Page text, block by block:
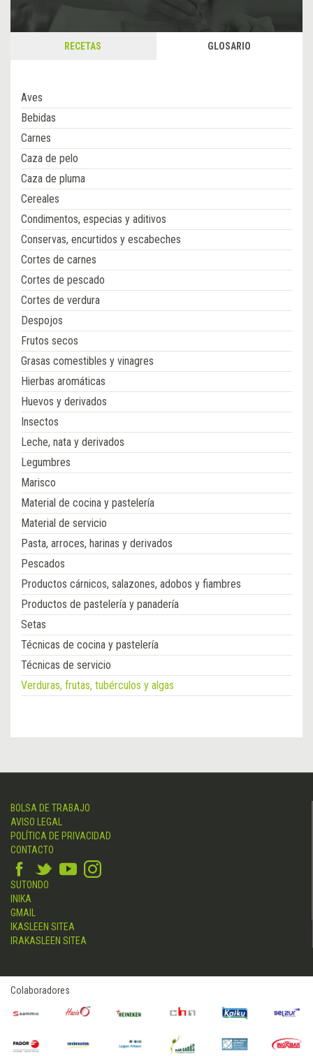
RECETAS GLOSARIO
Aves
Bebidas
Carnes
Caza de pelo
Caza de pluma
Cereales
Condimentos, especias y aditivos
Conservas, encurtidos y escabeches
Cortes de carnes
Cortes de pescado
Cortes de verdura
Despojos
Frutos secos
Grasas comestibles y vinagres
Hierbas aromáticas
Huevos y derivados
Insectos
Leche, nata y derivados
Legumbres
Marisco
Material de cocina y pastelería
Material de servicio
Pasta, arroces, harinas y derivados
Pescados
Productos cárnicos, salazones, adobos y fiambres
Productos de pastelería y panadería
Setas
Técnicas de cocina y pastelería
Técnicas de servicio
Verduras, frutas, tubérculos y algas
BOLSA DE TRABAJO
AVISO LEGAL
POLÍTICA DE PRIVACIDAD
CONTACTO
SUTONDO
INIKA
GMAIL
IKASLEEN SITEA
IRAKASLEEN SITEA
Colaboradores